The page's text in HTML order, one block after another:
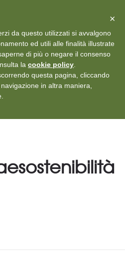
info@aceper.it Statuto
personali ×
da questo utilizzati si avvalgono
ed utili alle finalità illustrate
di più o negare il consenso
la cookie policy
questa pagina, cliccando
in altra maniera,